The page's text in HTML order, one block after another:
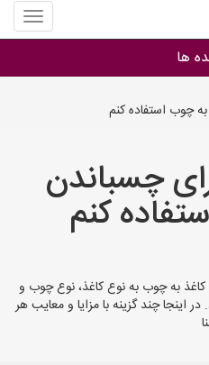
منوی
سایت
چسب
ها
ها
ها
چوب استفاده کنم
چسباندن
کنم
به چوب به نوع کاغذ، نوع چوب و
اینجا چند گزینه با مزایا و معایب هر